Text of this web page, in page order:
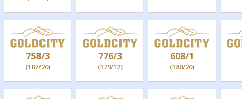
758/3
(187/20)
776/3
(179/12)
608/1
(180/20)